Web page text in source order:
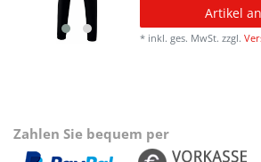
Artikel
* inkl. ges. MwSt. zzgl.
Zahlen Sie bequem per